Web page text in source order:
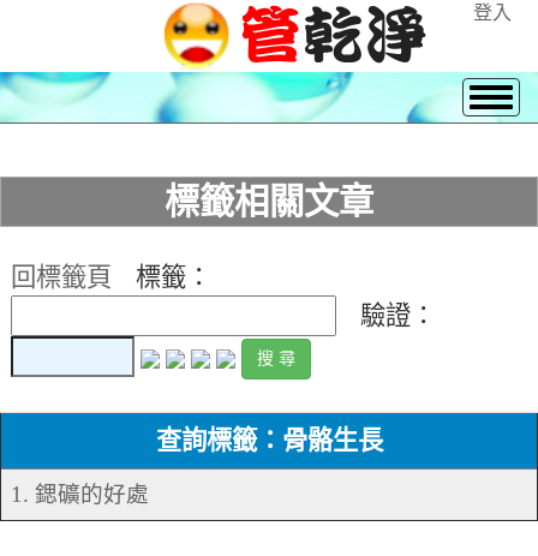
登入
標籤相關文章
回標籤頁
標籤：
驗證：
查詢標籤：骨骼生長
1. 鍶礦的好處